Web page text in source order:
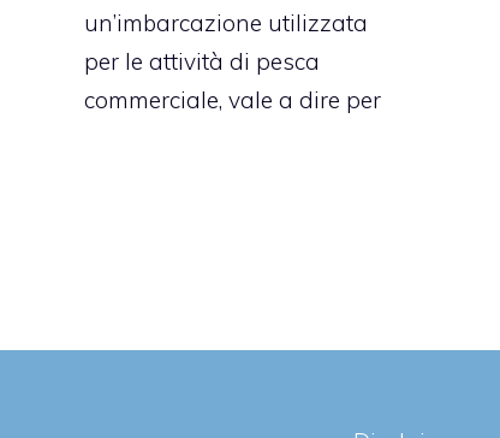
un’imbarcazione utilizzata
per le attività di pesca
commerciale, vale a dire per